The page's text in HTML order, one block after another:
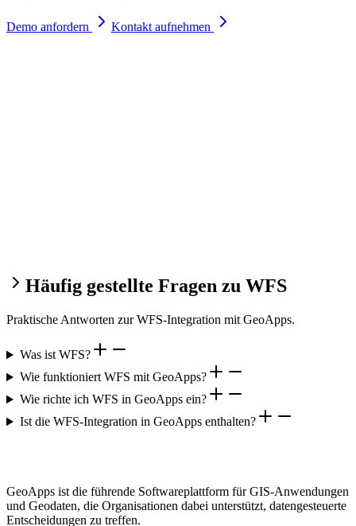
Demo anfordern Kontakt aufnehmen
Häufig gestellte Fragen zu WFS
Praktische Antworten zur WFS-Integration mit GeoApps.
Was ist WFS?
Wie funktioniert WFS mit GeoApps?
Wie richte ich WFS in GeoApps ein?
Ist die WFS-Integration in GeoApps enthalten?
GeoApps ist die führende Softwareplattform für GIS-Anwendungen
und Geodaten, die Organisationen dabei unterstützt, datengesteuerte
Entscheidungen zu treffen.